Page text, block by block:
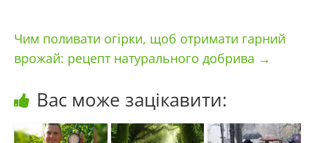
Чим поливати огірки, щоб отримати гарний
врожай: рецепт натурального добрива →
Вас може зацікавити: